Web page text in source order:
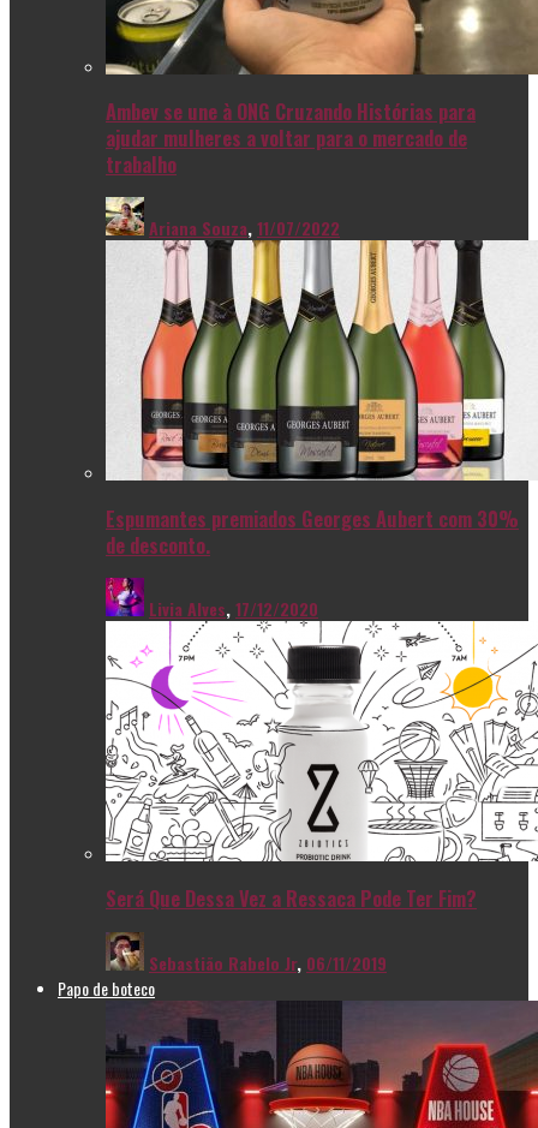
Ambev se une à ONG Cruzando Histórias para
ajudar mulheres a voltar para o mercado de
trabalho
Ariana Souza,11/07/2022
Espumantes premiados Georges Aubert com 30%
de desconto.
Livia Alves,17/12/2020
Será Que Dessa Vez a Ressaca Pode Ter Fim?
Sebastião Rabelo Jr, 06/11/2019
Papo de boteco